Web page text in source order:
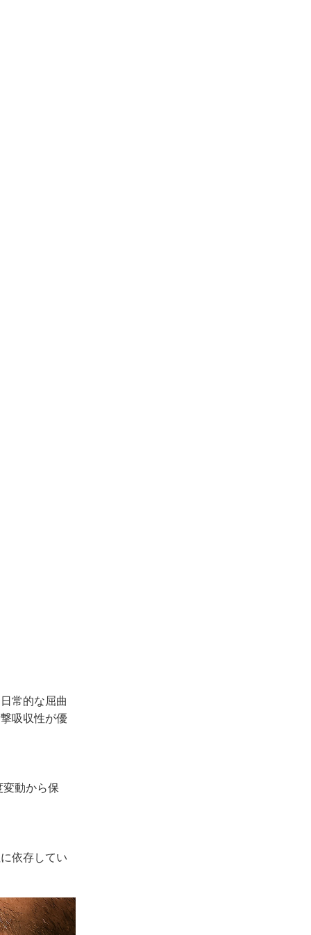
常的な屈曲
吸収性が優
動から保
依存してい